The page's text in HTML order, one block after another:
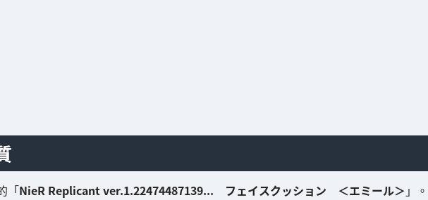
「NieR Replicant ver.1.22474487139... フェイスクッション ＜エミール＞ 」。